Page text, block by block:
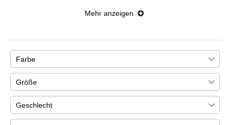
Mehr anzeigen
Farbe
Blau Braun Gelb
157 127 11
Größe
104
110 1
Geschlecht
Unisex / Herren